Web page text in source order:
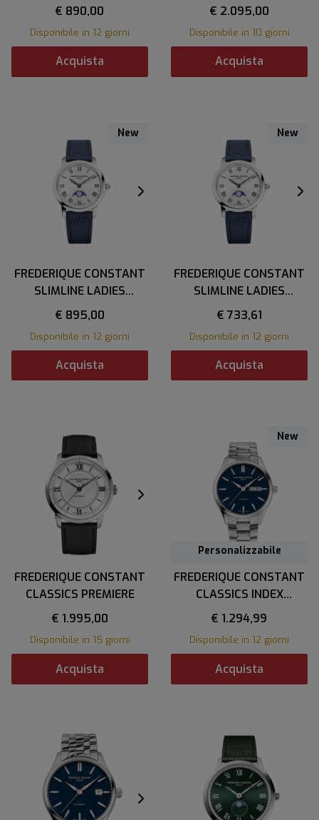
LADIES MOONPHASE
€ 890,00
Disponibile in 12 giorni
Acquista
€ 2.095,00
Disponibile in 10 giorni
Acquista
New
FREDERIQUE CONSTANT
SLIMLINE LADIES
MOONPHASE
€ 895,00
Disponibile in 12 giorni
Acquista
New
FREDERIQUE CONSTANT
SLIMLINE LADIES
MOONPHASE
€ 733,61
Disponibile in 12 giorni
Acquista
FREDERIQUE CONSTANT
CLASSICS PREMIERE
€ 1.995,00
Disponibile in 15 giorni
Acquista
Personalizzabile
New
FREDERIQUE CONSTANT
CLASSICS INDEX
AUTOMATIC
€ 1.294,99
Disponibile in 12 giorni
Acquista